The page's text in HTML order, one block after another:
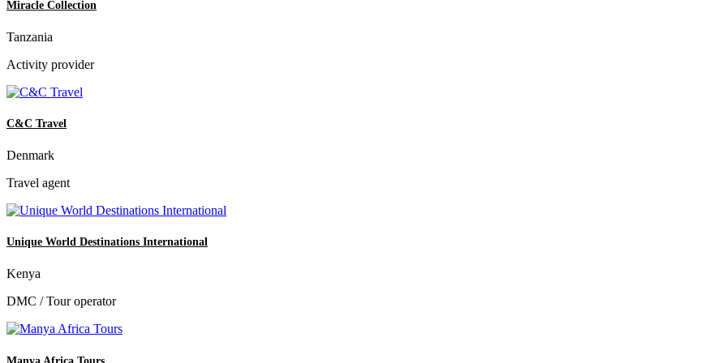
Miracle Collection
Tanzania
Activity provider
C&C Travel
Denmark
Travel agent
Unique World Destinations International
Kenya
DMC / Tour operator